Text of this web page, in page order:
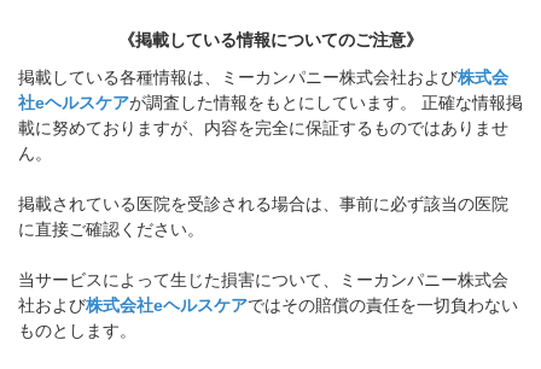
《掲載している情報についてのご注意》
掲載している各種情報は、ミーカンパニー株式会社および株式会
社eヘルスケアが調査した情報をもとにしています。 正確な情報掲
載に努めておりますが、内容を完全に保証するものではありませ
ん。
掲載されている医院を受診される場合は、事前に必ず該当の医院
に直接ご確認ください。
当サービスによって生じた損害について、ミーカンパニー株式会
社および株式会社eヘルスケアではその賠償の責任を一切負わない
ものとします。